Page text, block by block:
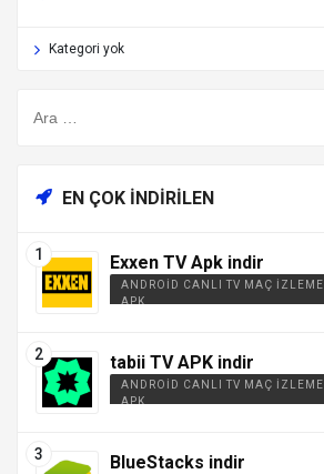
Kategori yok
EN ÇOK İNDIRILEN
Exxen TV Apk indir
ANDROID CANLI TV MAÇ İZLEME
APK
tabii TV APK indir
ANDROID CANLI TV MAÇ İZLEME
APK
BlueStacks indir